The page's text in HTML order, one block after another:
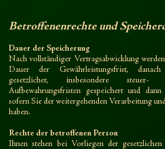
Betroffenenrechte und
Dauer der Speicherung
Nach vollständiger Vertragsabwicklung
Dauer der Gewährleistungsfrist,
gesetzlicher, insbesondere steuer-
Aufbewahrungsfristen gespeichert und
sofern Sie der weitergehenden Verarbeitung
haben.
Rechte der betroffenen Person
Ihnen stehen bei Vorliegen der gesetzlichen